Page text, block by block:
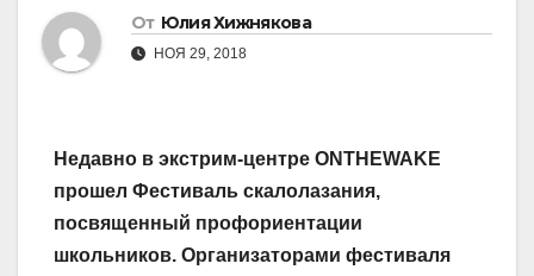
От Юлия Хижнякова
НОЯ 29, 2018
Недавно в экстрим-центре ONTHEWAKE
прошел Фестиваль скалолазания,
посвященный профориентации
школьников. Организаторами фестиваля